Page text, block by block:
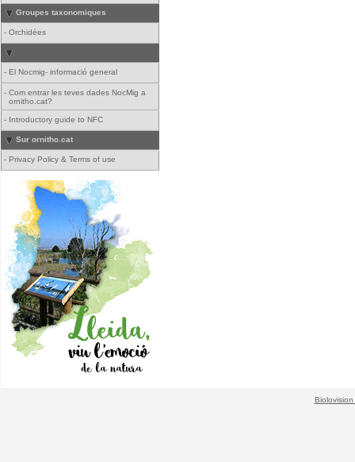
Groupes taxonomiques
- Orchidées
- El Nocmig- informació general
- Com entrar les teves dades NocMig a
ornitho.cat?
- Introductory guide to NFC
Sur ornitho.cat
- Privacy Policy & Terms of use
Biolovision